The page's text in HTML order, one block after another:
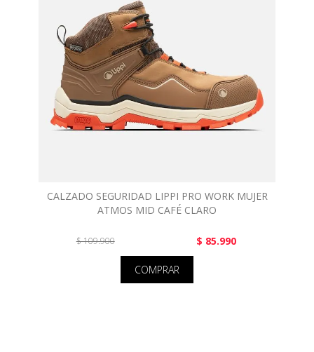
CALZADO SEGURIDAD LIPPI PRO WORK MUJER
ATMOS MID CAFÉ CLARO
$ 109.900 $ 85.990
COMPRAR